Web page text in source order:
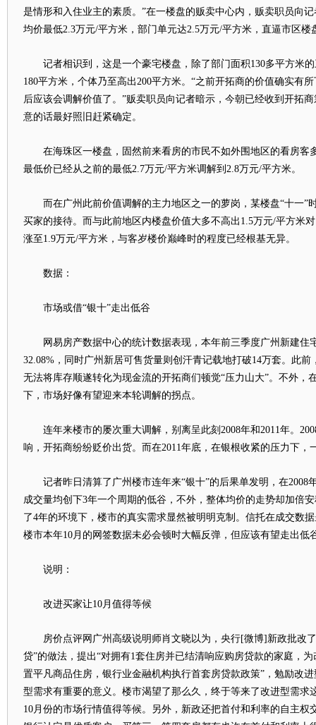
是情形和入住业主的素质。”在一楼盘的贩卖中心内，贩卖职员向
均价最低2.3万元/平方米，部门单元达2.5万元/平方米，直逼市区楼
记者相识到，这是一个豪宅楼盘，除了部门面积130多平方米的
180平方米，个体乃至高出200平方米。“之前开拓商的价值确实有
后应该会调解价值了。”贩卖职员向记者暗示，今朝已经收到开拓
意的话最好照旧赶紧确定。
在海珠区一楼盘，固然前来看房的市民不如外围地区的看房客
最低价已经从之前的最低2.7万元/平方米调解到2.8万元/平方米。
而在广州此前价值调解的主力地区之一的萝岗，某楼盘“十一”
买家的接待。而与此前地区内楼盘价值大多不高出1.5万元/平方米
涨至1.9万元/平方米，与客岁楼价巅峰时的程度已经根基无异。
数据：
市场或借“银十”走出低谷
网易房产数据中心的统计数据表现，本年前三季度广州新建住
32.08%，同时广州新居可售货量则创汗青记载地打破14万套。此
无法将库存顺遂转化为现金流的开拓商们顿觉“压力山大”。不外，
下，市场好像有望迎来本轮调解的拐点。
连年来楼市的屡次重大调解，别离呈此刻2008年和2011年。
响，开拓商纷纷贬价出货。而在2011年底，在银根收紧的压力下，
记者昨日清算了广州楼市连年来“银十”的后果单发明，在2008
成交量均创下3年一个周期的低谷，不外，整体均价的走势却加倍
了4年的环境下，楼市的真实需求显然被明明克制。信托在成交数
楼市本年10月的网签数据未必会顿时大幅反弹，但应该有望走出低
说明：
改进买家让10月值得等候
房价点评网广州高级说明师肖文晓以为，央行[微博]新政批改了
贷”的做法，提出“对拥有1套住房并已结清响应购房贷款的家庭，
置平凡商品住房，银行业金融机构执行首套房贷款政策”，勉励改
型需求有重要的意义。楼市渴望了那么久，终于等来了改进型需求
10月份的市场行情值得等候。另外，新政还把首付和利率的自主权